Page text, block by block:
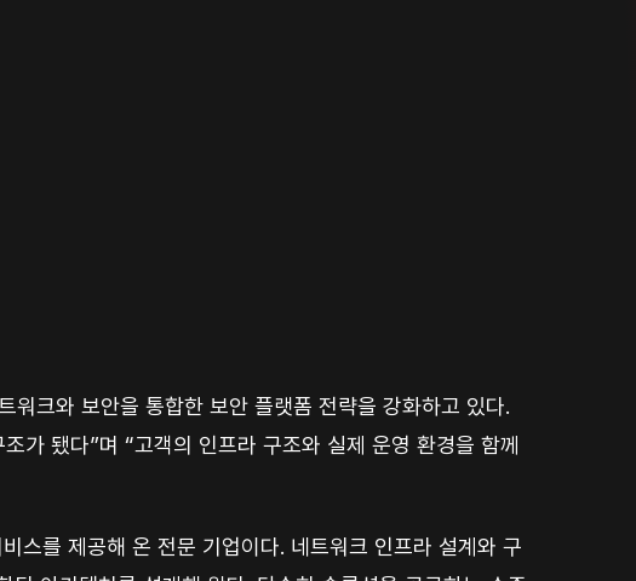
워크와 보안을 통합한 보안 플랫폼 전략을 강화하고 있다.
가 됐다”며 “고객의 인프라 구조와 실제 운영 환경을 함께
스를 제공해 온 전문 기업이다. 네트워크 인프라 설계와 구